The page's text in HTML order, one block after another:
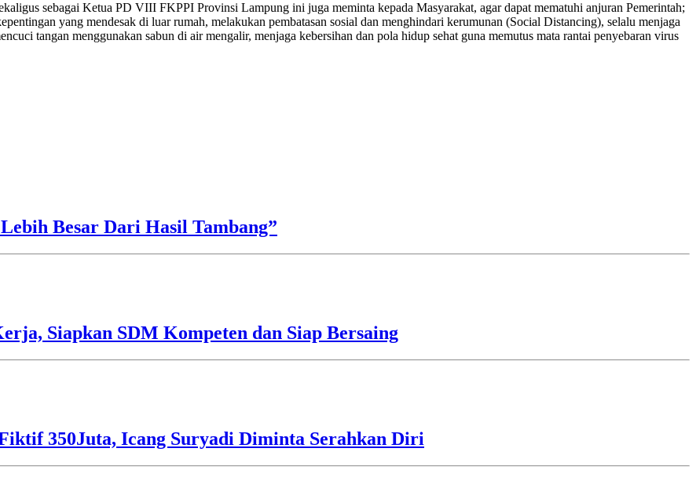
sebagai Ketua PD VIII FKPPI Provinsi Lampung ini juga meminta kepada Masyarakat, agar dapat mematuhi anjuran Pemerintah;
yang mendesak di luar rumah, melakukan pembatasan sosial dan menghindari kerumunan (Social Distancing), selalu menjaga
tangan menggunakan sabun di air mengalir, menjaga kebersihan dan pola hidup sehat guna memutus mata rantai penyebaran virus
Besar Dari Hasil Tambang”
Siapkan SDM Kompeten dan Siap Bersaing
350Juta, Icang Suryadi Diminta Serahkan Diri